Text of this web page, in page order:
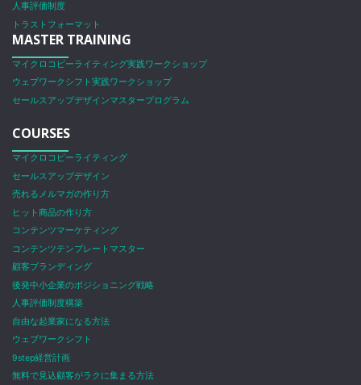
人事評価制度
トラストフォーマット
MASTER TRAINING
マイクロコピーライティング実践ワークショップ
ウェブワークシフト実践ワークショップ
セールスアップデザインマスタープログラム
COURSES
マイクロコピーライティング
セールスアップデザイン
売れるメルマガの作り方
ヒット商品の作り方
コンテンツマーケティング
コンテンツテンプレートマスター
顧客ブランディング
後発中小企業のポジショニング戦略
人事評価制度構築
自由な起業家になる方法
ウェブワークシフト
9step経営計画
無料で見込顧客がラクに集まる方法